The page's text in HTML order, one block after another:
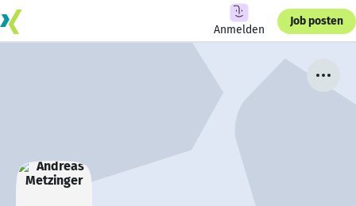
Anmelden
Job posten